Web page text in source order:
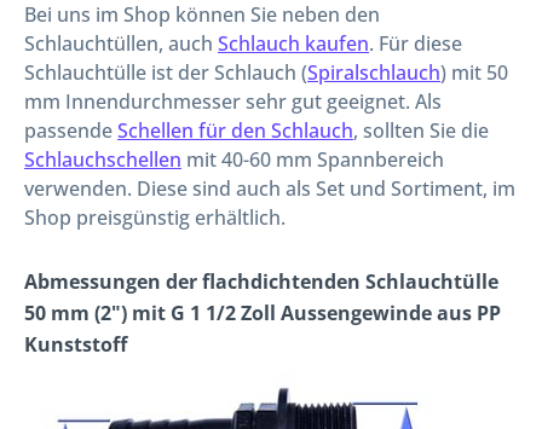
Bei uns im Shop können Sie neben den
Schlauchtüllen, auch Schlauch kaufen. Für diese
Schlauchtülle ist der Schlauch (Spiralschlauch) mit 50
mm Innendurchmesser sehr gut geeignet. Als
passendeSchellen für den Schlauch, sollten Sie die
Schlauchschellen mit 40-60 mm Spannbereich
verwenden. Diese sind auch als Set und Sortiment, im
Shop preisgünstig erhältlich.
Abmessungen der flachdichtenden Schlauchtülle
50 mm (2") mit G 1 1/2 Zoll Aussengewinde aus PP
Kunststoff